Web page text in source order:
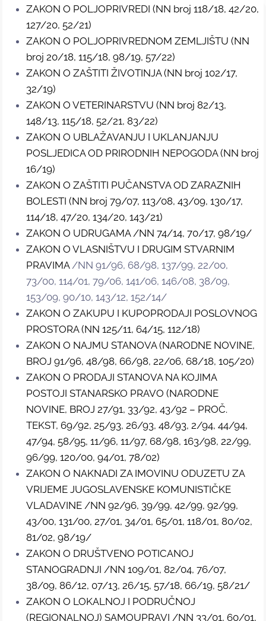
ZAKON O POLJOPRIVREDI (NN broj 118/18, 42/20,
127/20, 52/21)
ZAKON O POLJOPRIVREDNOM ZEMLJIŠTU (NN
broj 20/18, 115/18, 98/19, 57/22)
ZAKON O ZAŠTITI ŽIVOTINJA (NN broj 102/17,
32/19)
ZAKON O VETERINARSTVU (NN broj 82/13,
148/13, 115/18, 52/21, 83/22)
ZAKON O UBLAŽAVANJU I UKLANJANJU
POSLJEDICA OD PRIRODNIH NEPOGODA (NN broj
16/19)
ZAKON O ZAŠTITI PUČANSTVA OD ZARAZNIH
BOLESTI (NN broj 79/07, 113/08, 43/09, 130/17,
114/18, 47/20, 134/20, 143/21)
ZAKON O UDRUGAMA /NN 74/14, 70/17, 98/19/
ZAKON O VLASNIŠTVU I DRUGIM STVARNIM
PRAVIMA/NN 91/96, 68/98, 137/99, 22/00,
73/00, 114/01, 79/06, 141/06, 146/08, 38/09,
153/09, 90/10, 143/12, 152/14/
ZAKON O ZAKUPU I KUPOPRODAJI POSLOVNOG
PROSTORA (NN 125/11, 64/15, 112/18)
ZAKON O NAJMU STANOVA (NARODNE NOVINE,
BROJ 91/96, 48/98, 66/98, 22/06, 68/18, 105/20)
ZAKON O PRODAJI STANOVA NA KOJIMA
POSTOJI STANARSKO PRAVO (NARODNE
NOVINE, BROJ 27/91, 33/92, 43/92 – PROČ.
TEKST, 69/92, 25/93, 26/93, 48/93, 2/94, 44/94,
47/94, 58/95, 11/96, 11/97, 68/98, 163/98, 22/99,
96/99, 120/00, 94/01, 78/02)
ZAKON O NAKNADI ZA IMOVINU ODUZETU ZA
VRIJEME JUGOSLAVENSKE KOMUNISTIČKE
VLADAVINE /NN 92/96, 39/99, 42/99, 92/99,
43/00, 131/00, 27/01, 34/01, 65/01, 118/01, 80/02,
81/02, 98/19/
ZAKON O DRUŠTVENO POTICANOJ
STANOGRADNJI /NN 109/01, 82/04, 76/07,
38/09, 86/12, 07/13, 26/15, 57/18, 66/19, 58/21/
ZAKON O LOKALNOJ I PODRUČNOJ
(REGIONALNOJ) SAMOUPRAVI /NN 33/01, 60/01,